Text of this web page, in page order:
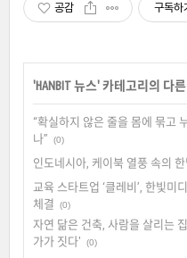
공감 구독하
'HANBIT 뉴스' 카테고리의 다
“확실하지 않은 줄을 몸에 묶고
나”
(0)
인도네시아, 케이북 열풍 속의
교육 스타트업 ‘클레비’, 한빛미
체결
(0)
자연 닮은 건축, 사람을 살리는
가가 짓다'
(0)